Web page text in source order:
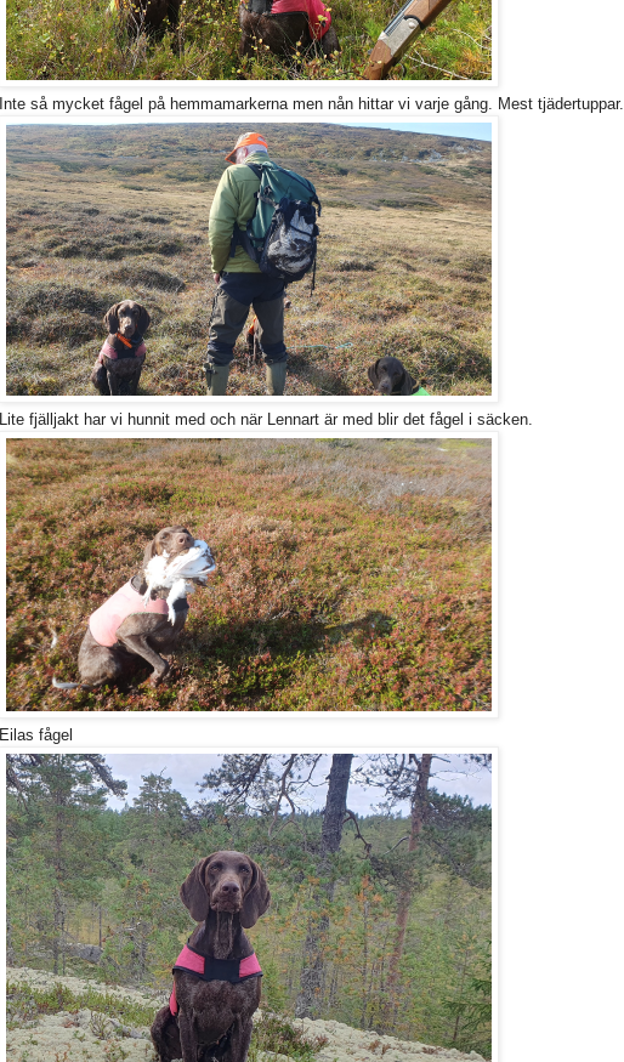
Inte så mycket fågel på hemmamarkerna men nån hittar vi varje gång. Mest tjädertuppar.
Lite fjälljakt har vi hunnit med och när Lennart är med blir det fågel i säcken.
Eilas fågel